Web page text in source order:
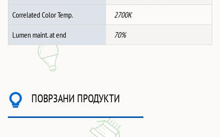
Correlated Color Temp. 2700K
Lumen maint. at end 70%
ПОВРЗАНИ ПРОДУКТИ